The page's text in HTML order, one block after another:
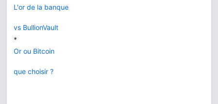
L'or de la banque
vs BullionVault
*
Or ou Bitcoin
que choisir ?